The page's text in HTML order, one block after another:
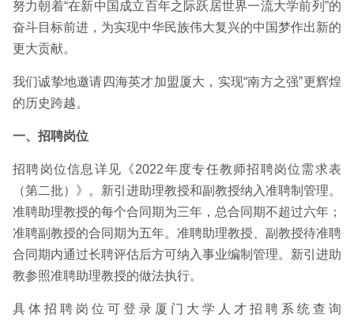
努力朝着“在新中国成立百年之际跃居世界一流大学前列”的
奋斗目标前进，为实现中华民族伟大复兴的中国梦作出新的
更大贡献。
我们诚挚地邀请四海英才加盟厦大，实现“南方之强”更辉煌
的历史跨越。
一、招聘岗位
招聘岗位信息详见《2022年度专任教师招聘岗位需求表
（第二批） 》。新引进助理教授和副教授纳入准聘制管理。
准聘助理教授的每个合同期为三年，总合同期不超过六年；
准聘副教授的合同期为五年。准聘助理教授、副教授待准聘
合同期内通过长聘评估后方可纳入事业编制管理。新引进助
教参照准聘助理教授的做法执行。
具体招聘岗位可登录厦门大学人才招聘系统查询